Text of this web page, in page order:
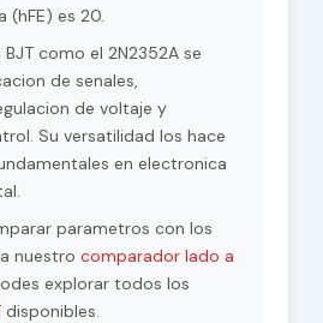
20
(hFE) es 20.
como el 2N2352A se
de senales,
de voltaje y
Su versatilidad los hace
en electronica
parametros con los
nuestro comparador lado a
explorar todos los
disponibles.